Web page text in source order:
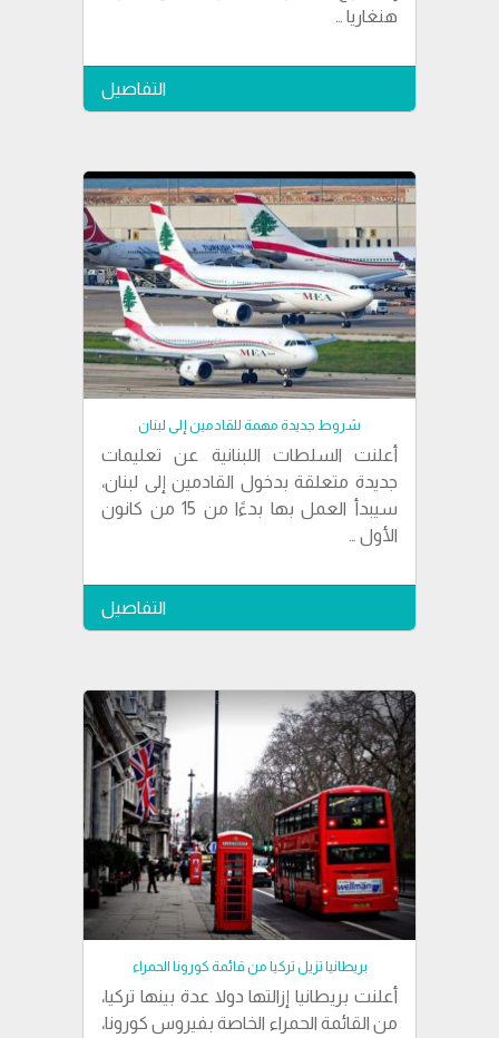
هنغاريا …
التفاصيل
شروط جديدة مهمة للقادمين إلى لبنان
أعلنت السلطات اللبنانية عن تعليمات
جديدة متعلقة بدخول القادمين إلى لبنان،
سيبدأ العمل بها بدءًا من 15 من كانون
الأول …
التفاصيل
بريطانيا تزيل تركيا من قائمة كورونا الحمراء
أعلنت بريطانيا إزالتها دولا عدة بينها تركيا،
من القائمة الحمراء الخاصة بفيروس كورونا،